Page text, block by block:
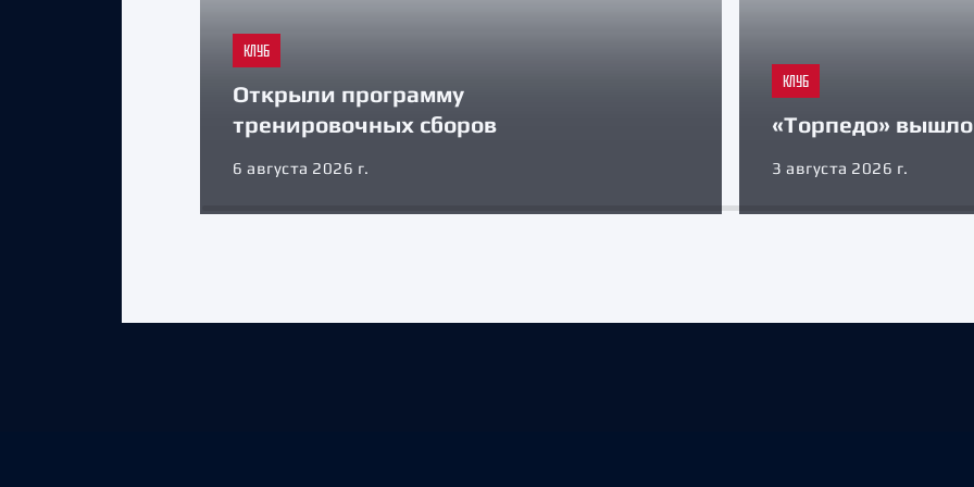
КЛУБ
Открыли программу
тренировочных сборов
6 августа 2026 г.
КЛУБ
«Торпедо» вышло
3 августа 2026 г.